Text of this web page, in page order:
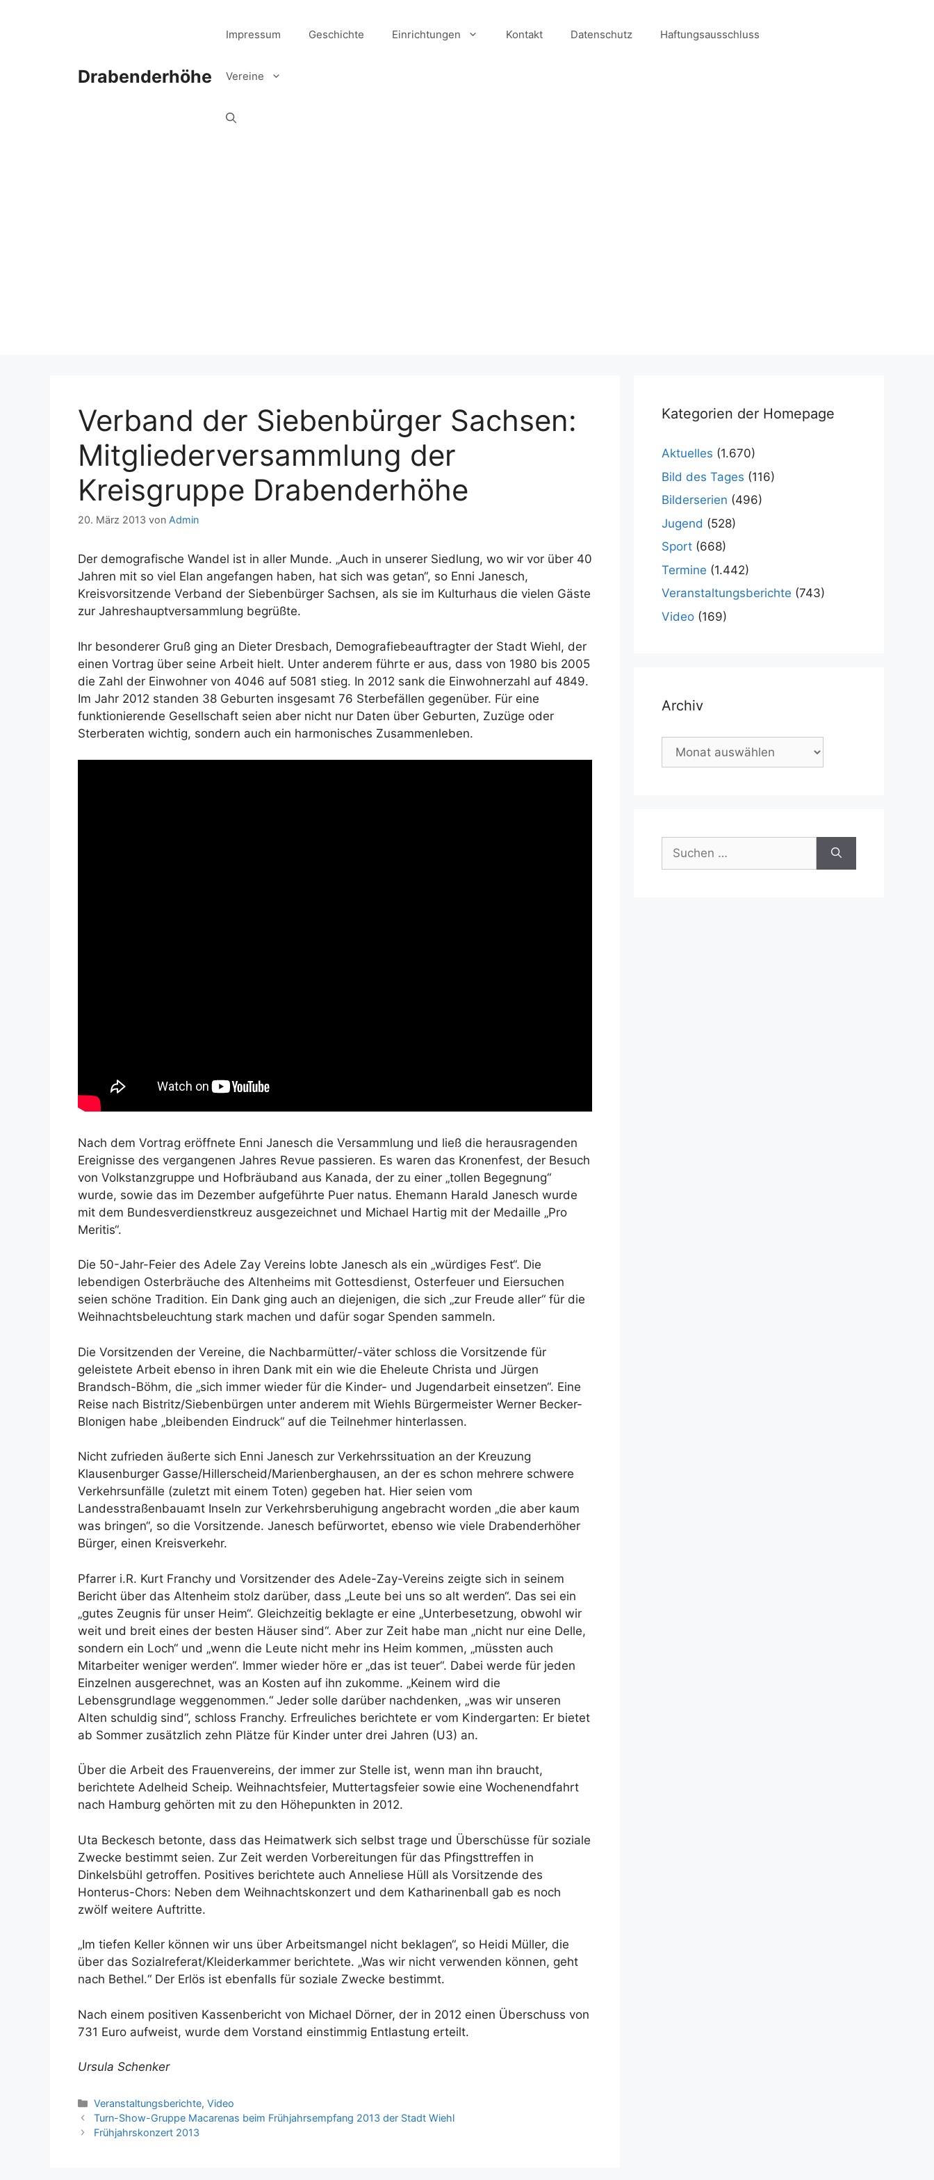
Drabenderhöhe
Impressum Geschichte Einrichtungen Kontakt Datenschutz Haftungsausschluss
Vereine
Verband der Siebenbürger Sachsen:
Mitgliederversammlung der
Kreisgruppe Drabenderhöhe
20. März 2013 von Admin
Der demografische Wandel ist in aller Munde. „Auch in unserer Siedlung, wo wir vor über 40
Jahren mit so viel Elan angefangen haben, hat sich was getan“, so Enni Janesch,
Kreisvorsitzende Verband der Siebenbürger Sachsen, als sie im Kulturhaus die vielen Gäste
zur Jahreshauptversammlung begrüßte.
Ihr besonderer Gruß ging an Dieter Dresbach, Demografiebeauftragter der Stadt Wiehl, der
einen Vortrag über seine Arbeit hielt. Unter anderem führte er aus, dass von 1980 bis 2005
die Zahl der Einwohner von 4046 auf 5081 stieg. In 2012 sank die Einwohnerzahl auf 4849.
Im Jahr 2012 standen 38 Geburten insgesamt 76 Sterbefällen gegenüber. Für eine
funktionierende Gesellschaft seien aber nicht nur Daten über Geburten, Zuzüge oder
Sterberaten wichtig, sondern auch ein harmonisches Zusammenleben.
Nach dem Vortrag eröffnete Enni Janesch die Versammlung und ließ die herausragenden
Ereignisse des vergangenen Jahres Revue passieren. Es waren das Kronenfest, der Besuch
von Volkstanzgruppe und Hofbräuband aus Kanada, der zu einer „tollen Begegnung“
wurde, sowie das im Dezember aufgeführte Puer natus. Ehemann Harald Janesch wurde
mit dem Bundesverdienstkreuz ausgezeichnet und Michael Hartig mit der Medaille „Pro
Meritis“.
Die 50-Jahr-Feier des Adele Zay Vereins lobte Janesch als ein „würdiges Fest“. Die
lebendigen Osterbräuche des Altenheims mit Gottesdienst, Osterfeuer und Eiersuchen
seien schöne Tradition. Ein Dank ging auch an diejenigen, die sich „zur Freude aller“ für die
Weihnachtsbeleuchtung stark machen und dafür sogar Spenden sammeln.
Die Vorsitzenden der Vereine, die Nachbarmütter/-väter schloss die Vorsitzende für
geleistete Arbeit ebenso in ihren Dank mit ein wie die Eheleute Christa und Jürgen
Brandsch-Böhm, die „sich immer wieder für die Kinder- und Jugendarbeit einsetzen“. Eine
Reise nach Bistritz/Siebenbürgen unter anderem mit Wiehls Bürgermeister Werner Becker-
Blonigen habe „bleibenden Eindruck“ auf die Teilnehmer hinterlassen.
Nicht zufrieden äußerte sich Enni Janesch zur Verkehrssituation an der Kreuzung
Klausenburger Gasse/Hillerscheid/Marienberghausen, an der es schon mehrere schwere
Verkehrsunfälle (zuletzt mit einem Toten) gegeben hat. Hier seien vom
Landesstraßenbauamt Inseln zur Verkehrsberuhigung angebracht worden „die aber kaum
was bringen“, so die Vorsitzende. Janesch befürwortet, ebenso wie viele Drabenderhöher
Bürger, einen Kreisverkehr.
Pfarrer i.R. Kurt Franchy und Vorsitzender des Adele-Zay-Vereins zeigte sich in seinem
Bericht über das Altenheim stolz darüber, dass „Leute bei uns so alt werden“. Das sei ein
„gutes Zeugnis für unser Heim“. Gleichzeitig beklagte er eine „Unterbesetzung, obwohl wir
weit und breit eines der besten Häuser sind“. Aber zur Zeit habe man „nicht nur eine Delle,
sondern ein Loch“ und „wenn die Leute nicht mehr ins Heim kommen, „müssten auch
Mitarbeiter weniger werden“. Immer wieder höre er „das ist teuer“. Dabei werde für jeden
Einzelnen ausgerechnet, was an Kosten auf ihn zukomme. „Keinem wird die
Lebensgrundlage weggenommen.“ Jeder solle darüber nachdenken, „was wir unseren
Alten schuldig sind“, schloss Franchy. Erfreuliches berichtete er vom Kindergarten: Er bietet
ab Sommer zusätzlich zehn Plätze für Kinder unter drei Jahren (U3) an.
Über die Arbeit des Frauenvereins, der immer zur Stelle ist, wenn man ihn braucht,
berichtete Adelheid Scheip. Weihnachtsfeier, Muttertagsfeier sowie eine Wochenendfahrt
nach Hamburg gehörten mit zu den Höhepunkten in 2012.
Uta Beckesch betonte, dass das Heimatwerk sich selbst trage und Überschüsse für soziale
Zwecke bestimmt seien. Zur Zeit werden Vorbereitungen für das Pfingsttreffen in
Dinkelsbühl getroffen. Positives berichtete auch Anneliese Hüll als Vorsitzende des
Honterus-Chors: Neben dem Weihnachtskonzert und dem Katharinenball gab es noch
zwölf weitere Auftritte.
„Im tiefen Keller können wir uns über Arbeitsmangel nicht beklagen“, so Heidi Müller, die
über das Sozialreferat/Kleiderkammer berichtete. „Was wir nicht verwenden können, geht
nach Bethel.“ Der Erlös ist ebenfalls für soziale Zwecke bestimmt.
Nach einem positiven Kassenbericht von Michael Dörner, der in 2012 einen Überschuss von
731 Euro aufweist, wurde dem Vorstand einstimmig Entlastung erteilt.
Ursula Schenker
Kategorien
Veranstaltungsberichte,Video
Turn-Show-Gruppe Macarenas beim Frühjahrsempfang 2013 der Stadt Wiehl
Frühjahrskonzert 2013
Kategorien der Homepage
Aktuelles (1.670)
Bild des Tages (116)
Bilderserien (496)
Jugend (528)
Sport (668)
Termine (1.442)
Veranstaltungsberichte (743)
Video (169)
Archiv
Archiv
nach: